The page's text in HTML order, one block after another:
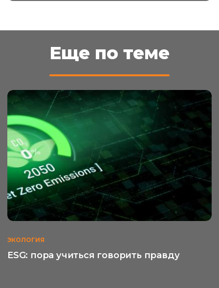
Еще по теме
ЭКОЛОГИЯ
ESG: пора учиться говорить правду